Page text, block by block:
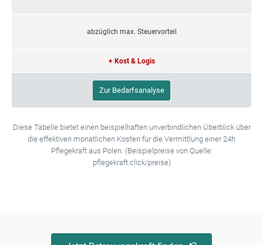
abzüglich max. Steuervorteil
+ Kost & Logis
Zur Bedarfsanalyse
Diese Tabelle bietet einen beispielhaften unverbindlichen Überblick über
die effektiven monatlichen Kosten für die Vermittlung einer 24h
Pflegekraft aus Polen. (Beispielpreise von Quelle:
pflegekraft.click/preise)